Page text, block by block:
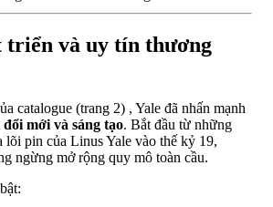
triển và uy tín thương
catalogue (trang 2) , Yale đã nhấn mạnh
đổi mới và sáng tạo. Bắt đầu từ những
lõi pin của Linus Yale vào thế kỷ 19,
ngừng mở rộng quy mô toàn cầu.